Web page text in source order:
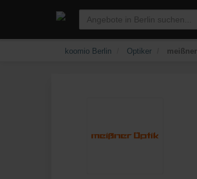
koomio Berlin Optiker